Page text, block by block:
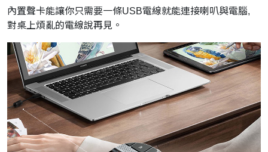
內置聲卡能讓你只需要一條USB電線就能連接喇叭與電腦,
對桌上煩亂的電線說再見。